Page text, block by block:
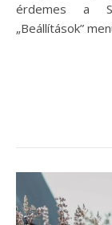
érdemes a
„Beállítások”